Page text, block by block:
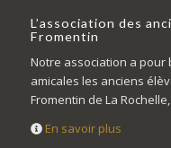
L’association des
Fromentin
Notre association a pour
amicales les anciens
Fromentin de La
En savoir plus